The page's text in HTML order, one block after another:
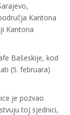
Kantona
Kantona
Bašeskije, kod
(5. februara)
je pozvao
toj sjednici,